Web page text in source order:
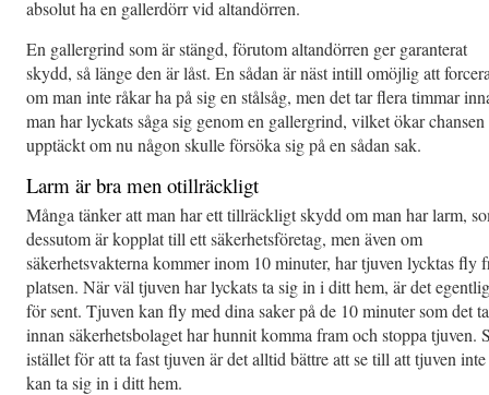
absolut ha en gallerdörr vid altandörren.
En gallergrind som är stängd, förutom altandörren ger garanterat
skydd, så länge den är låst. En sådan är näst intill omöjlig att
om man inte råkar ha på sig en stålsåg, men det tar flera timmar
man har lyckats såga sig genom en gallergrind, vilket ökar
upptäckt om nu någon skulle försöka sig på en sådan sak.
Larm är bra men otillräckligt
Många tänker att man har ett tillräckligt skydd om man har larm,
dessutom är kopplat till ett säkerhetsföretag, men även om
säkerhetsvakterna kommer inom 10 minuter, har tjuven lycktas fly
platsen. När väl tjuven har lyckats ta sig in i ditt hem, är det
för sent. Tjuven kan fly med dina saker på de 10 minuter som det
innan säkerhetsbolaget har hunnit komma fram och stoppa tjuven.
istället för att ta fast tjuven är det alltid bättre att se till att tjuven
kan ta sig in i ditt hem.